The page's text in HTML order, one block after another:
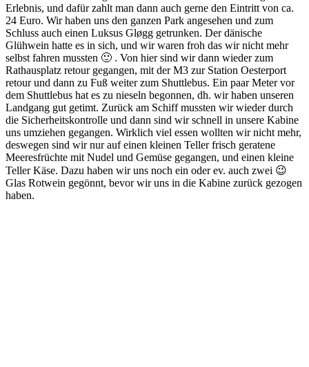
Erlebnis, und dafür zahlt man dann auch gerne den Eintritt von ca.
24 Euro. Wir haben uns den ganzen Park angesehen und zum
Schluss auch einen Luksus Gløgg getrunken. Der dänische
Glühwein hatte es in sich, und wir waren froh das wir nicht mehr
selbst fahren mussten 🙂 . Von hier sind wir dann wieder zum
Rathausplatz retour gegangen, mit der M3 zur Station Oesterport
retour und dann zu Fuß weiter zum Shuttlebus. Ein paar Meter vor
dem Shuttlebus hat es zu nieseln begonnen, dh. wir haben unseren
Landgang gut getimt. Zurück am Schiff mussten wir wieder durch
die Sicherheitskontrolle und dann sind wir schnell in unsere Kabine
uns umziehen gegangen. Wirklich viel essen wollten wir nicht mehr,
deswegen sind wir nur auf einen kleinen Teller frisch geratene
Meeresfrüchte mit Nudel und Gemüse gegangen, und einen kleine
Teller Käse. Dazu haben wir uns noch ein oder ev. auch zwei 😉
Glas Rotwein gegönnt, bevor wir uns in die Kabine zurück gezogen
haben.